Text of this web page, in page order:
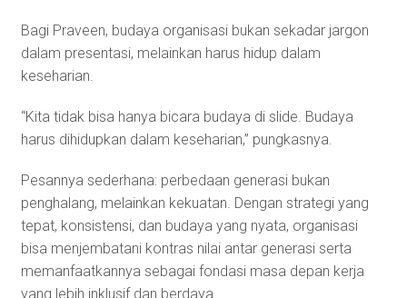
Bagi Praveen, budaya organisasi bukan sekadar jargon
dalam presentasi, melainkan harus hidup dalam
keseharian.
“Kita tidak bisa hanya bicara budaya di slide. Budaya
harus dihidupkan dalam keseharian,” pungkasnya.
Pesannya sederhana: perbedaan generasi bukan
penghalang, melainkan kekuatan. Dengan strategi yang
tepat, konsistensi, dan budaya yang nyata, organisasi
bisa menjembatani kontras nilai antar generasi serta
memanfaatkannya sebagai fondasi masa depan kerja
yang lebih inklusif dan berdaya.